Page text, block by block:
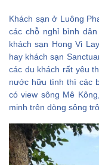
Khách sạn ở Luông
các chỗ nghỉ bình
khách sạn Hong Vi
hay khách sạn
các du khách rất yêu
nước hữu tình thì các
có view sông Mê
minh trên dòng sông